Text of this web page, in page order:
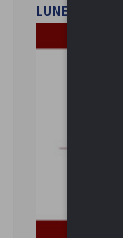
LUNEDì 2